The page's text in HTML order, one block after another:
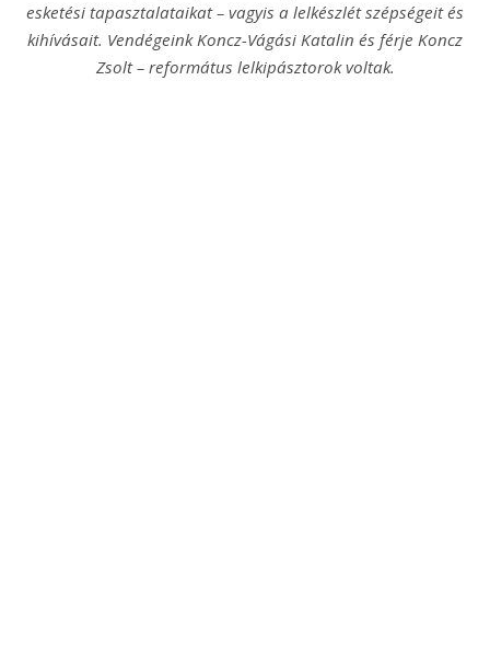
esketési tapasztalataikat – vagyis a lelkészlét szépségeit és
kihívásait. Vendégeink Koncz-Vágási Katalin és férje Koncz
Zsolt – református lelkipásztorok voltak.